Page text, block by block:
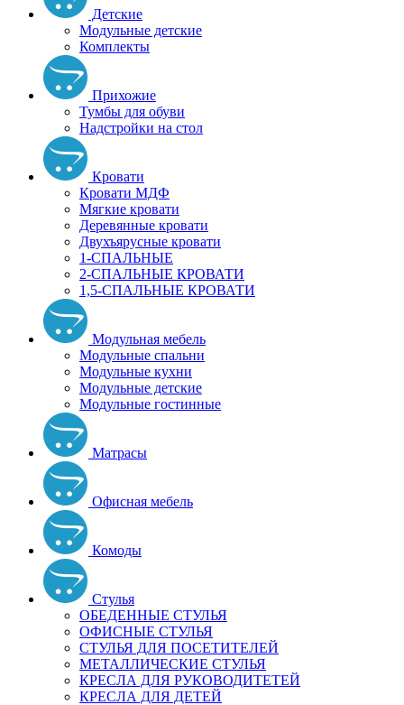
Детские
Модульные детские
Комплекты
Прихожие
Тумбы для обуви
Надстройки на стол
Кровати
Кровати МДФ
Мягкие кровати
Деревянные кровати
Двухъярусные кровати
1-СПАЛЬНЫЕ
2-СПАЛЬНЫЕ КРОВАТИ
1,5-СПАЛЬНЫЕ КРОВАТИ
Модульная мебель
Модульные спальни
Модульные кухни
Модульные детские
Модульные гостинные
Матрасы
Офисная мебель
Комоды
Стулья
ОБЕДЕННЫЕ СТУЛЬЯ
ОФИСНЫЕ СТУЛЬЯ
СТУЛЬЯ ДЛЯ ПОСЕТИТЕЛЕЙ
МЕТАЛЛИЧЕСКИЕ СТУЛЬЯ
КРЕСЛА ДЛЯ РУКОВОДИТЕТЕЙ
КРЕСЛА ДЛЯ ДЕТЕЙ